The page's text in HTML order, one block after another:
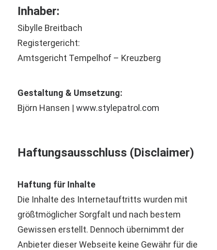
Inhaber:
Sibylle Breitbach
Registergericht:
Amtsgericht Tempelhof – Kreuzberg
Gestaltung & Umsetzung:
Björn Hansen | www.stylepatrol.com
Haftungsausschluss (Disclaimer)
Haftung für Inhalte
Die Inhalte des Internetauftritts wurden mit
größtmöglicher Sorgfalt und nach bestem
Gewissen erstellt. Dennoch übernimmt der
Anbieter dieser Webseite keine Gewähr für die